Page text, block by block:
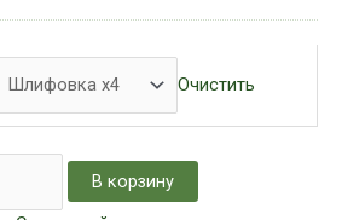
Очистить
В корзину